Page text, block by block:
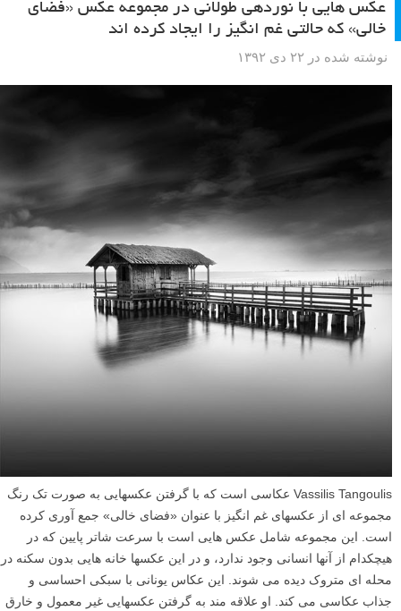
عکس هایی با نوردهی طولانی در مجموعه عکس «فضای
خالی» که حالتی غم انگیز را ایجاد کرده اند
نوشته شده در ۲۲ دی ۱۳۹۲
Vassilis Tangoulis عکاسی است که با گرفتن عکسهایی به صورت تک رنگ
مجموعه ای از عکسهای غم انگیز با عنوان «فضای خالی» جمع آوری کرده
است. این مجموعه شامل عکس هایی است با سرعت شاتر پایین که در
هیچکدام از آنها انسانی وجود ندارد، و در این عکسها خانه هایی بدون سکنه در
محله ای متروک دیده می شوند. این عکاس یونانی با سبکی احساسی و
جذاب عکاسی می کند. او علاقه مند به گرفتن عکسهایی غیر معمول و خارق